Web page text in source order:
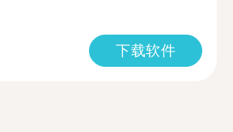
下载软件